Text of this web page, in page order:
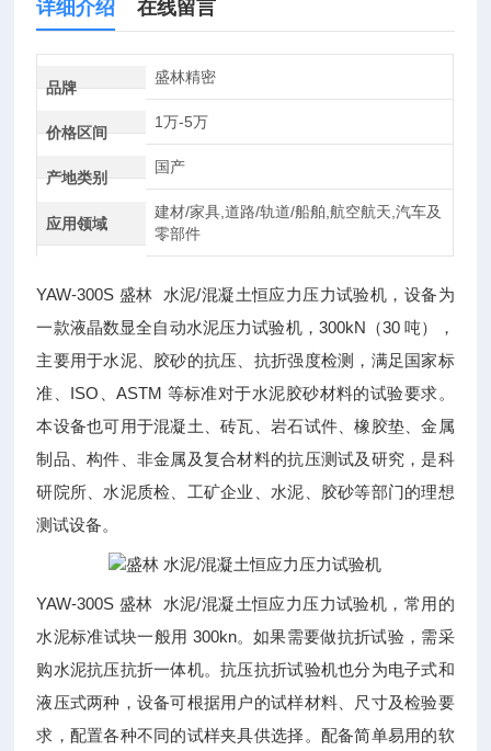
详细介绍 在线留言
品牌
盛林精密
价格区间
1万-5万
产地类别
国产
应用领域
建材/家具,道路/轨道/船舶,航空航天,汽车及
零部件
YAW-300S 盛林 水泥/混凝土恒应力压力试验机，设备为
一款液晶数显全自动水泥压力试验机，300kN（30 吨），
主要用于水泥、胶砂的抗压、抗折强度检测，满足国家标
准、ISO、ASTM 等标准对于水泥胶砂材料的试验要求。
本设备也可用于混凝土、砖瓦、岩石试件、橡胶垫、金属
制品、构件、非金属及复合材料的抗压测试及研究，是科
研院所、水泥质检、工矿企业、水泥、胶砂等部门的理想
测试设备。
YAW-300S 盛林 水泥/混凝土恒应力压力试验机，常用的
水泥标准试块一般用 300kn。如果需要做抗折试验，需采
购水泥抗压抗折一体机。抗压抗折试验机也分为电子式和
液压式两种，设备可根据用户的试样材料、尺寸及检验要
求，配置各种不同的试样夹具供选择。配备简单易用的软